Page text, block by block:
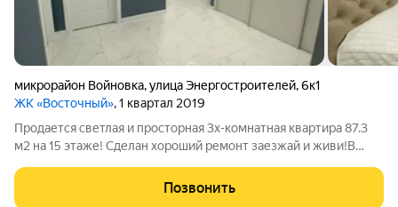
микрорайон Войновка,улица Энергостроителей,6к1
ЖК «Восточный», 1 квартал 2019
Продается светлая и просторная 3х-комнатная квартира 87.3
м2 на 15 этаже! Сделан хороший ремонт заезжай и живи!В
планировка и комфортная площадь; Два балкона; Теплая,
светлая, с приятной
Позвонить